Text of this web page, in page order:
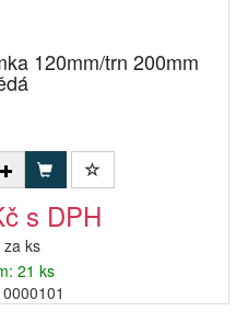
120mm/trn 200mm
s DPH
ks
21 ks